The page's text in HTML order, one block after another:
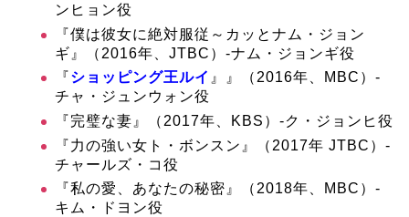
ンヒョン役
『僕は彼女に絶対服従～カッとナム・ジョン
ギ』（2016年、JTBC）‐ナム・ジョンギ役
『ショッピング王ルイ 』』（2016年、MBC）‐
チャ・ジュンウォン役
『完璧な妻』（2017年、KBS）‐ク・ジョンヒ役
『力の強い女ト・ボンスン』（2017年 JTBC）‐
チャールズ・コ役
『私の愛、あなたの秘密』（2018年、MBC）-
キム・ドヨン役